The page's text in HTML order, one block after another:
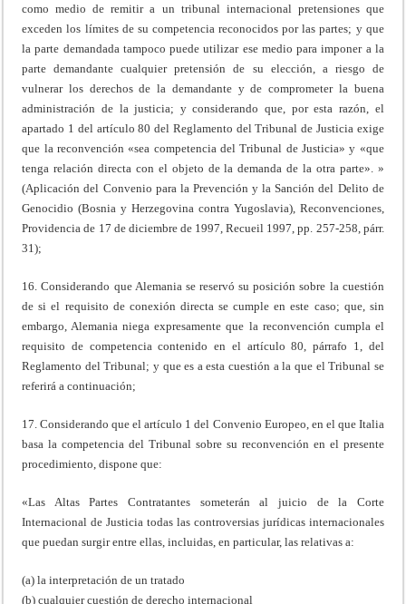
como medio de remitir a un tribunal internacional pretensiones que
exceden los límites de su competencia reconocidos por las partes; y que
la parte demandada tampoco puede utilizar ese medio para imponer a la
parte demandante cualquier pretensión de su elección, a riesgo de
vulnerar los derechos de la demandante y de comprometer la buena
administración de la justicia; y considerando que, por esta razón, el
apartado 1 del artículo 80 del Reglamento del Tribunal de Justicia exige
que la reconvención «sea competencia del Tribunal de Justicia» y «que
tenga relación directa con el objeto de la demanda de la otra parte». »
(Aplicación del Convenio para la Prevención y la Sanción del Delito de
Genocidio (Bosnia y Herzegovina contra Yugoslavia), Reconvenciones,
Providencia de 17 de diciembre de 1997, Recueil 1997, pp. 257-258, párr.
31);
16. Considerando que Alemania se reservó su posición sobre la cuestión
de si el requisito de conexión directa se cumple en este caso; que, sin
embargo, Alemania niega expresamente que la reconvención cumpla el
requisito de competencia contenido en el artículo 80, párrafo 1, del
Reglamento del Tribunal; y que es a esta cuestión a la que el Tribunal se
referirá a continuación;
17. Considerando que el artículo 1 del Convenio Europeo, en el que Italia
basa la competencia del Tribunal sobre su reconvención en el presente
procedimiento, dispone que:
«Las Altas Partes Contratantes someterán al juicio de la Corte
Internacional de Justicia todas las controversias jurídicas internacionales
que puedan surgir entre ellas, incluidas, en particular, las relativas a:
(a) la interpretación de un tratado
(b) cualquier cuestión de derecho internacional